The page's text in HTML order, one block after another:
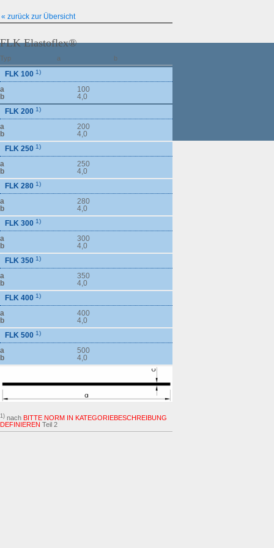
« zurück zur Übersicht
FLK Elastoflex®
Typ a b
FLK 100 1)
a
100
b
4,0
FLK 200 1)
a
200
b
4,0
FLK 250 1)
a
250
b
4,0
FLK 280 1)
a
280
b
4,0
FLK 300 1)
a
300
b
4,0
FLK 350 1)
a
350
b
4,0
FLK 400 1)
a
400
b
4,0
FLK 500 1)
a
500
b
4,0
1) nach BITTE NORM IN KATEGORIEBESCHREIBUNG
DEFINIEREN Teil 2